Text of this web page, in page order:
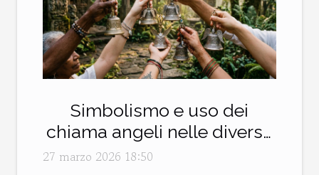
Simbolismo e uso dei
chiama angeli nelle diverse
culture
27 marzo 2026 18:50